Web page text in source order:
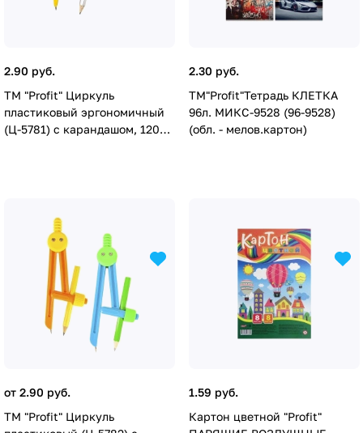
2.90 руб.
ТМ "Profit" Циркуль
пластиковый эргономичный
(Ц-5781) с карандашом, 120
2.30 руб.
TM"Profit"Тетрадь КЛЕТКА
96л. МИКС-9528 (96-9528)
(обл. - мелов.картон)
от 2.90 руб.
ТМ "Profit" Циркуль
1.59 руб.
Картон цветной "Profit"